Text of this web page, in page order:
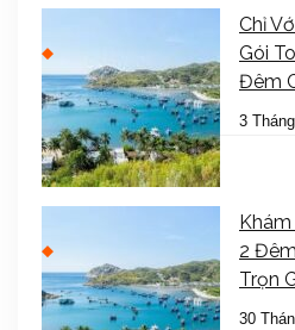
Chỉ
Gói
Đêm
3
2
Trọn
30